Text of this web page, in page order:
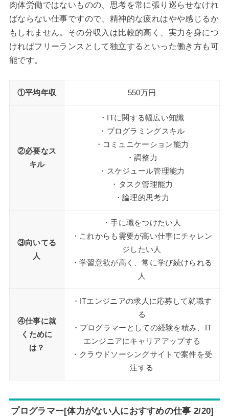
肉体労働ではないものの、思考を常に張り巡らせなけれ
ばならない仕事ですので、精神的な疲れはやや感じるか
もしれません。その分収入は比較的高く、実力を身につ
ければフリーランスとして独立するといった働き方も可
能です。
①平均年収 550万円
②必要なス
キル
・ITに関する幅広い知識
・プログラミングスキル
・コミュニケーション能力
・調整力
・スケジュール管理能力
・タスク管理能力
・論理的思考力
③向いてる
人
・手に職をつけたい人
・これからも需要が高い仕事にチャレン
ジしたい人
・学習意欲が高く、常に学び続けられる
人
④仕事に就
くために
は？
・ITエンジニアの求人に応募して就職す
る
・プログラマーとしての経験を積み、IT
エンジニアにキャリアアップする
・クラウドソーシングサイトで案件を受
注する
プログラマー[体力がない人におすすめの仕事 2/20]